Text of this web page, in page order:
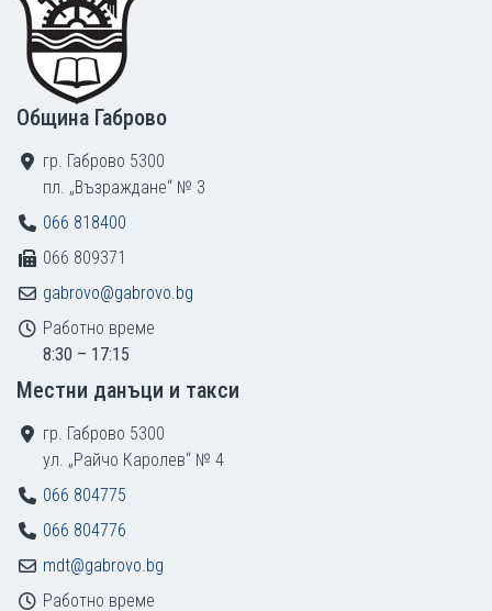
Община Габрово
гр. Габрово 5300
пл. „Възраждане“ № 3
066 818400
066 809371
gabrovo@gabrovo.bg
Работно време
8:30 – 17:15
Местни данъци и такси
гр. Габрово 5300
ул. „Райчо Каролев“ № 4
066 804775
066 804776
mdt@gabrovo.bg
Работно време